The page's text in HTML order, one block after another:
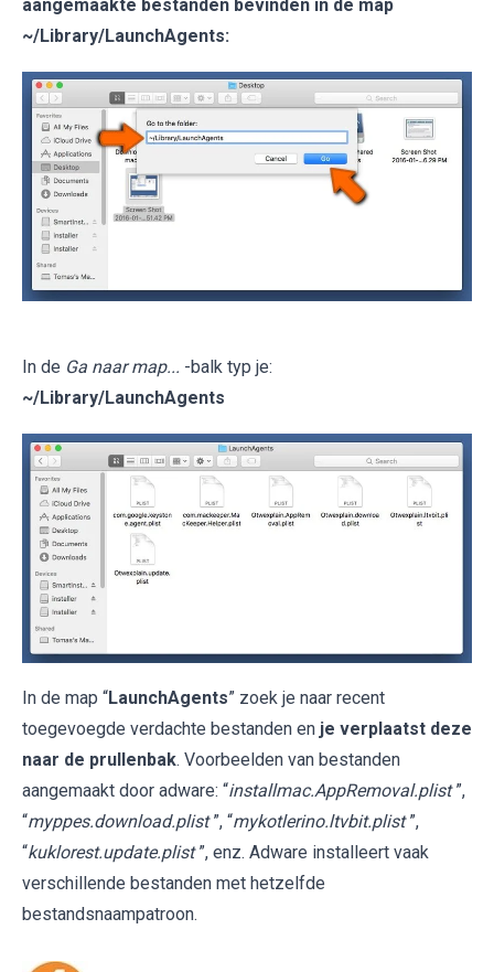
aangemaakte bestanden bevinden in de map
~/Library/LaunchAgents:
In de Ga naar map... -balk typ je:
~/Library/LaunchAgents
In de map “LaunchAgents” zoek je naar recent
toegevoegde verdachte bestanden en je verplaatst deze
naar de prullenbak. Voorbeelden van bestanden
aangemaakt door adware: “installmac.AppRemoval.plist ”,
“myppes.download.plist ”, “mykotlerino.ltvbit.plist ”,
“kuklorest.update.plist ”, enz. Adware installeert vaak
verschillende bestanden met hetzelfde
bestandsnaampatroon.